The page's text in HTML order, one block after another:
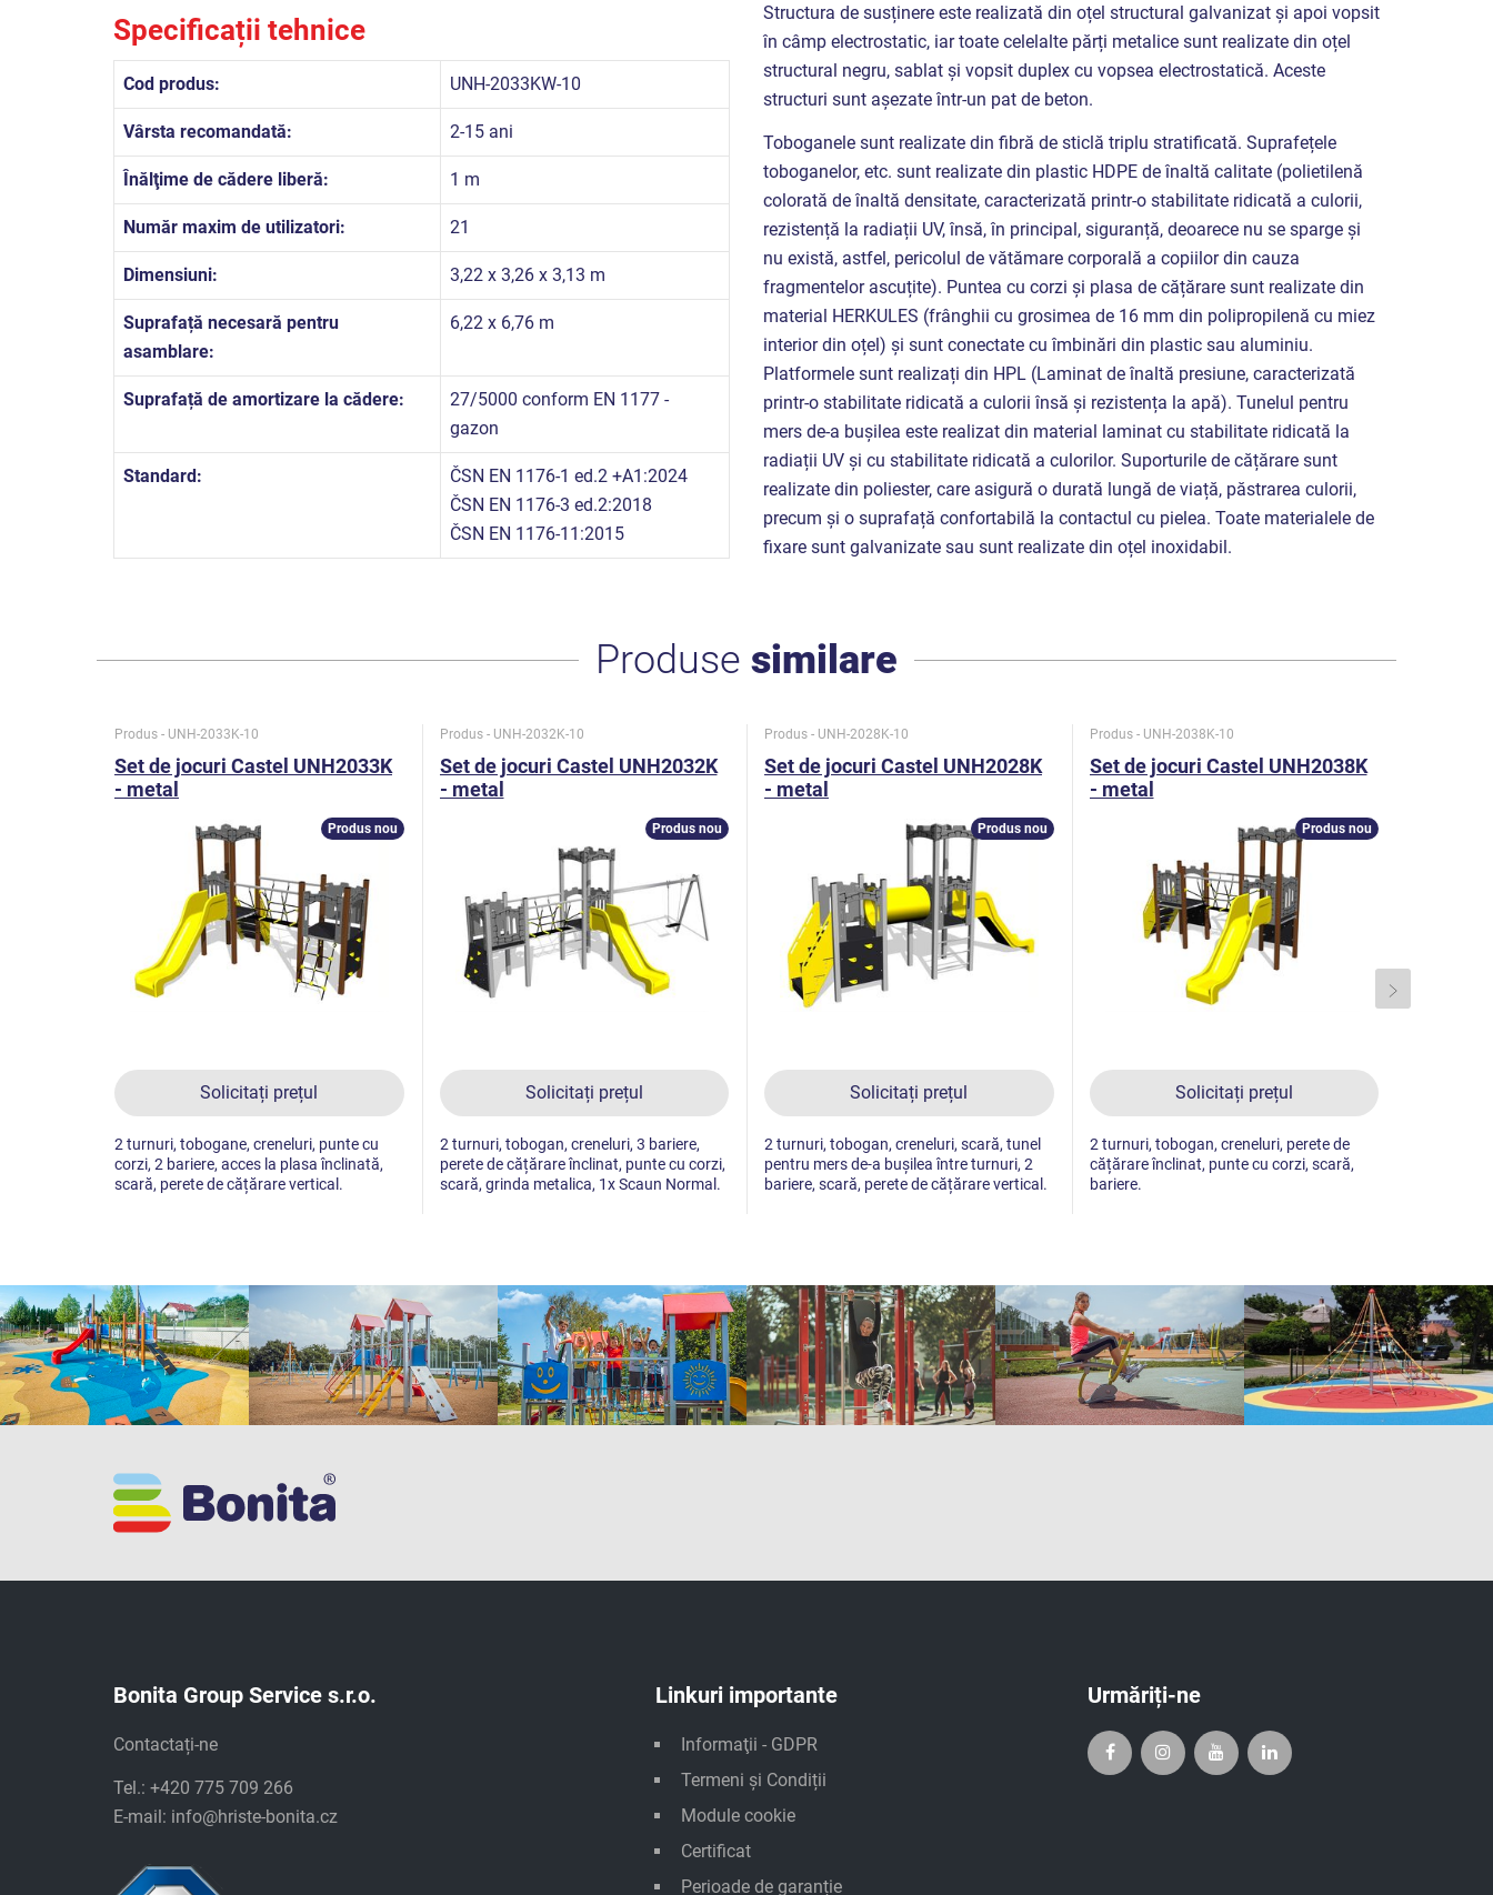
Specificații tehnice
Cod produs: UNH-2033KW-10
Vârsta recomandată: 2-15 ani
Înălţime de cădere liberă: 1 m
Număr maxim de utilizatori: 21
Dimensiuni: 3,22 x 3,26 x 3,13 m
Suprafață necesară pentru
asamblare:
6,22 x 6,76 m
Suprafață de amortizare la cădere:
27/5000 conform EN 1177 -
gazon
Standard:
ČSN EN 1176-1 ed.2 +A1:2024
ČSN EN 1176-3 ed.2:2018
ČSN EN 1176-11:2015
Structura de susținere este realizată din oțel structural galvanizat și apoi vopsit
în câmp electrostatic, iar toate celelalte părți metalice sunt realizate din oțel
structural negru, sablat și vopsit duplex cu vopsea electrostatică. Aceste
structuri sunt așezate într-un pat de beton.
Toboganele sunt realizate din fibră de sticlă triplu stratificată. Suprafețele
toboganelor, etc. sunt realizate din plastic HDPE de înaltă calitate (polietilenă
colorată de înaltă densitate, caracterizată printr-o stabilitate ridicată a culorii,
rezistență la radiații UV, însă, în principal, siguranță, deoarece nu se sparge și
nu există, astfel, pericolul de vătămare corporală a copiilor din cauza
fragmentelor ascuțite). Puntea cu corzi și plasa de cățărare sunt realizate din
material HERKULES (frânghii cu grosimea de 16 mm din polipropilenă cu miez
interior din oțel) și sunt conectate cu îmbinări din plastic sau aluminiu.
Platformele sunt realizați din HPL (Laminat de înaltă presiune, caracterizată
printr-o stabilitate ridicată a culorii însă și rezistența la apă). Tunelul pentru
mers de-a bușilea este realizat din material laminat cu stabilitate ridicată la
radiații UV și cu stabilitate ridicată a culorilor. Suporturile de cățărare sunt
realizate din poliester, care asigură o durată lungă de viață, păstrarea culorii,
precum și o suprafață confortabilă la contactul cu pielea. Toate materialele de
fixare sunt galvanizate sau sunt realizate din oțel inoxidabil.
Produse similare
Produs - UNH-2033K-10
Set de jocuri Castel UNH2033K
- metal
Solicitați prețul
Produs nou
2 turnuri, tobogane, creneluri, punte cu
corzi, 2 bariere, acces la plasa înclinată,
scară, perete de cățărare vertical.
Produs - UNH-2032K-10
Set de jocuri Castel UNH2032K
- metal
Solicitați prețul
Produs nou
2 turnuri, tobogan, creneluri, 3 bariere,
perete de cățărare înclinat, punte cu corzi,
scară, grinda metalica, 1x Scaun Normal.
Produs - UNH-2028K-10
Set de jocuri Castel UNH2028K
- metal
Solicitați prețul
Produs nou
2 turnuri, tobogan, creneluri, scară, tunel
pentru mers de-a bușilea între turnuri, 2
bariere, scară, perete de cățărare vertical.
Produs - UNH-2038K-10
Set de jocuri Castel UNH2038K
- metal
Solicitați prețul
Produs nou
2 turnuri, tobogan, creneluri, perete de
cățărare înclinat, punte cu corzi, scară,
bariere.
Bonita Group Service s.r.o.
Contactați-ne
Tel.: +420 775 709 266
E-mail: info@hriste-bonita.cz
Linkuri importante
Informaţii - GDPR
Termeni și Condiții
Module cookie
Certificat
Perioade de garanție
Urmăriți-ne